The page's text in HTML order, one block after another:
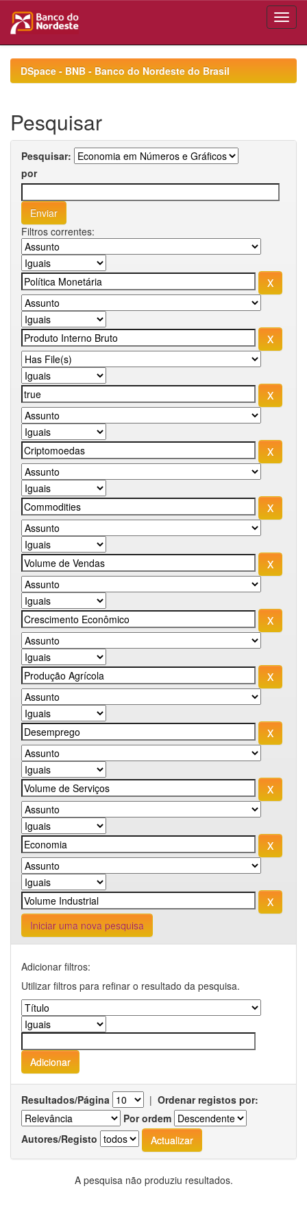
navigationDSpace - BNB - Banco do Nordeste do Brasil
Pesquisar
Pesquisar:
por
Filtros correntes:
Iniciar uma nova pesquisa
Adicionar filtros:
Utilizar filtros para refinar o resultado da pesquisa.
Resultados/Página | Ordenar registos por:
Por ordem
Autores/Registo
A pesquisa não produziu resultados.